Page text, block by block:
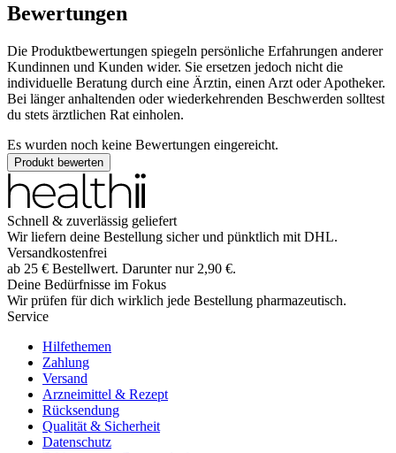
Bewertungen
Die Produktbewertungen spiegeln persönliche Erfahrungen anderer
Kundinnen und Kunden wider. Sie ersetzen jedoch nicht die
individuelle Beratung durch eine Ärztin, einen Arzt oder Apotheker.
Bei länger anhaltenden oder wiederkehrenden Beschwerden solltest
du stets ärztlichen Rat einholen.
Es wurden noch keine Bewertungen eingereicht.
Produkt bewerten
Schnell & zuverlässig geliefert
Wir liefern deine Bestellung sicher und pünktlich mit DHL.
Versandkostenfrei
ab 25 € Bestellwert. Darunter nur 2,90 €.
Deine Bedürfnisse im Fokus
Wir prüfen für dich wirklich jede Bestellung pharmazeutisch.
Service
Hilfethemen
Zahlung
Versand
Arzneimittel & Rezept
Rücksendung
Qualität & Sicherheit
Datenschutz